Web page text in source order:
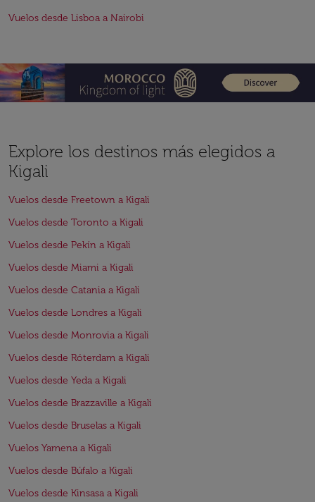
Vuelos desde Lisboa a Nairobi
Explore los destinos más elegidos a
Kigali
Vuelos desde Freetown a Kigali
Vuelos desde Toronto a Kigali
Vuelos desde Pekín a Kigali
Vuelos desde Miami a Kigali
Vuelos desde Catania a Kigali
Vuelos desde Londres a Kigali
Vuelos desde Monrovia a Kigali
Vuelos desde Róterdam a Kigali
Vuelos desde Yeda a Kigali
Vuelos desde Brazzaville a Kigali
Vuelos desde Bruselas a Kigali
Vuelos Yamena a Kigali
Vuelos desde Búfalo a Kigali
Vuelos desde Kinsasa a Kigali